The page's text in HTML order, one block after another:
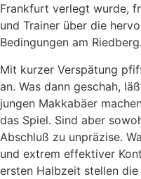
Frankfurt verlegt wurde,
und Trainer über die
Bedingungen am Riedberg.
Mit kurzer Verspätung
an. Was dann geschah,
jungen Makkabäer
das Spiel. Sind aber
Abschluß zu unpräzise.
und extrem effektiver
ersten Halbzeit stellen